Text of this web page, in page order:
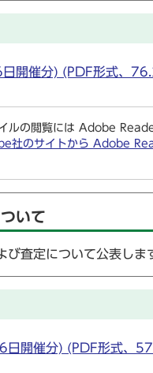
開催分) (PDF形式、
ルの閲覧には Adobe
社のサイトから Adobe
いて
査定について公表しま
日開催分) (PDF形式、